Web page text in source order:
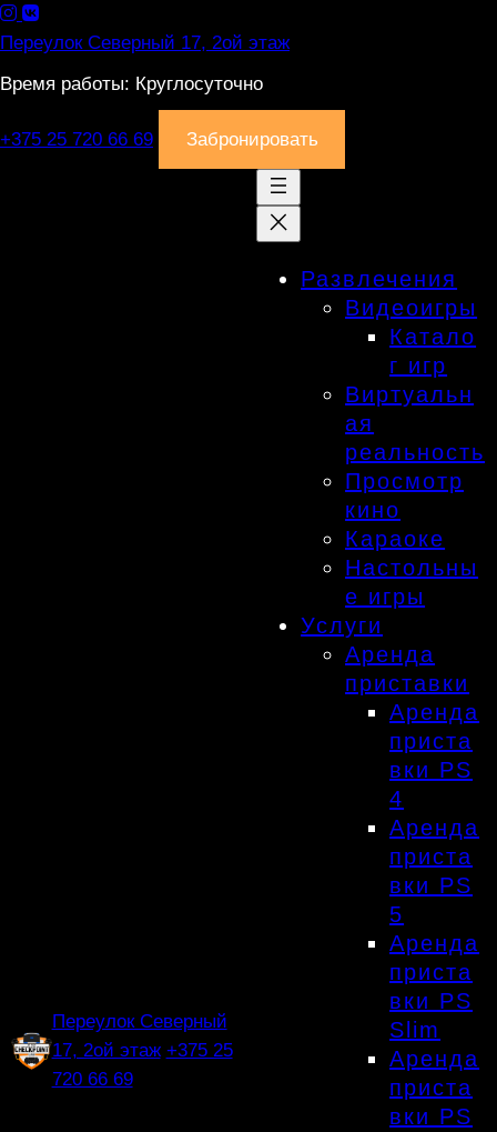
Перейти
кПереулок Северный 17, 2ой этаж
Время работы: Круглосуточно
+375 25 720 66 69 Забронировать
Переулок Северный
17, 2ой этаж +375 25
720 66 69
Развлечения
Видеоигры
Катало
г игр
Виртуальн
ая
реальность
Просмотр
кино
Караоке
Настольны
е игры
Услуги
Аренда
приставки
Аренда
приста
вки PS
4
Аренда
приста
вки PS
5
Аренда
приста
вки PS
Slim
Аренда
приста
вки PS